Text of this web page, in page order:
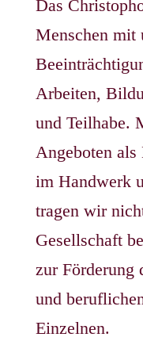
Das
Menschen mit
Arbeiten,
und Teilhabe.
Angeboten als
im Handwerk
tragen wir
Gesellschaft
zur Förderung
und
Einzelnen.